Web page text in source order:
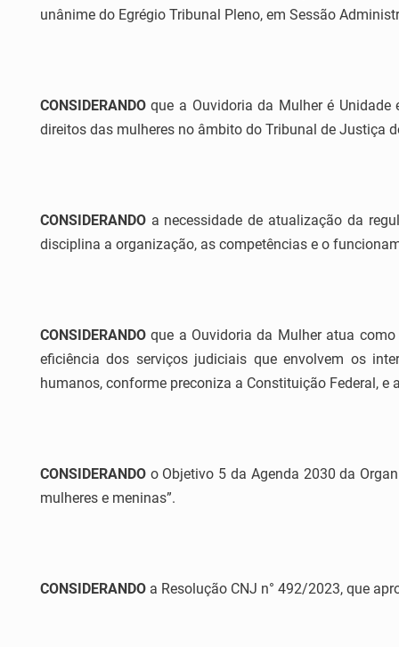
unânime do Egrégio Tribunal Pleno, em Sessão
CONSIDERANDOque a Ouvidoria da Mulher é
direitos das mulheres no âmbito do Tribunal de Justiça
CONSIDERANDO a necessidade de atualização da
disciplina a organização, as competências e o
CONSIDERANDOque a Ouvidoria da Mulher atua
eficiência dos serviços judiciais que envolvem os
humanos, conforme preconiza a Constituição Federal,
CONSIDERANDO o Objetivo 5 da Agenda 2030 da
mulheres e meninas”.
CONSIDERANDO a Resolução CNJ n° 492/2023, que